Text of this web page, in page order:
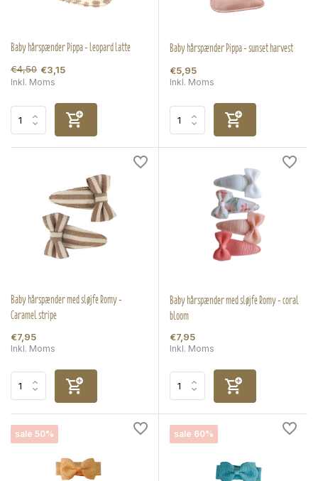
Baby hårspænder Pippa - leopard latte
€4,50 €3,15
Inkl. Moms
Baby hårspænder Pippa - sunset harvest
€5,95
Inkl. Moms
Baby hårspænder med sløjfe Romy -
Caramel stripe
€7,95
Inkl. Moms
Baby hårspænder med sløjfe Romy - coral
bloom
€7,95
Inkl. Moms
sale 50% sale 60%